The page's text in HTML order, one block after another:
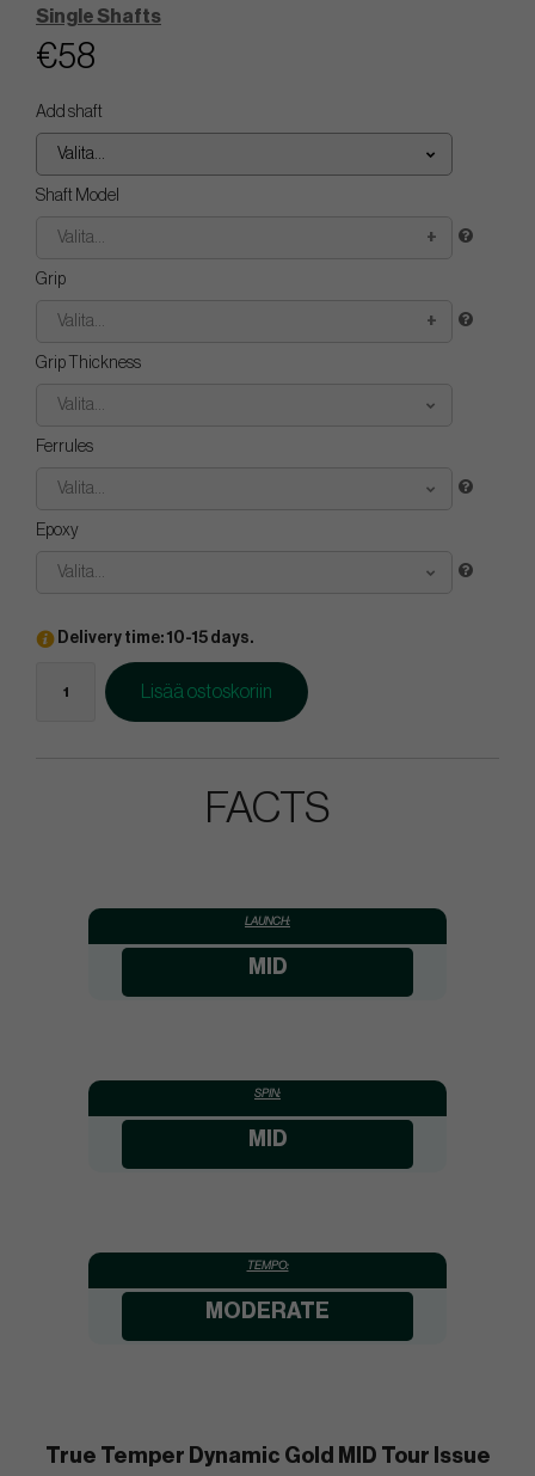
Single Shafts
€58
Add shaft
Valita...
Shaft Model
Valita...
Grip
Valita...
Grip Thickness
Valita...
Ferrules
Valita...
Epoxy
Valita...
Delivery time: 10-15 days.
Lisää ostoskoriin
FACTS
LAUNCH:
MID
SPIN:
MID
TEMPO:
MODERATE
True Temper Dynamic Gold MID Tour Issue